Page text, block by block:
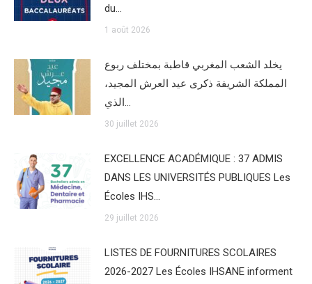
du…
1 août 2026
يخلد الشعب المغربي قاطبة بمختلف ربوع
المملكة الشريفة ذكرى عيد العرش المجيد،
30 juillet 2026
EXCELLENCE ACADÉMIQUE : 37 ADMIS
DANS LES UNIVERSITÉS PUBLIQUES Les
Écoles IHS…
29 juillet 2026
LISTES DE FOURNITURES SCOLAIRES
2026-2027 Les Écoles IHSANE informent